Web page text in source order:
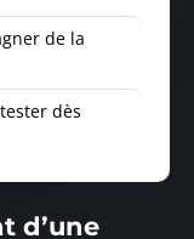
de la
dès
d’une